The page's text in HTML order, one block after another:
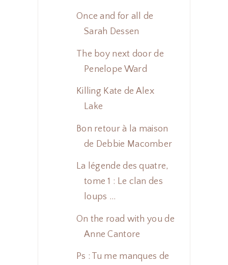
Once and for all de
Sarah Dessen
The boy next door de
Penelope Ward
Killing Kate de Alex
Lake
Bon retour à la maison
de Debbie Macomber
La légende des quatre,
tome 1 : Le clan des
loups ...
On the road with you de
Anne Cantore
Ps : Tu me manques de